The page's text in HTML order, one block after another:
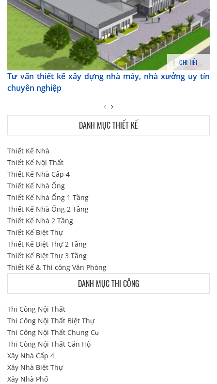
CHI TIẾT
Tư vấn thiết kế xây dựng nhà máy, nhà xưởng uy tín
chuyên nghiệp
DANH MỤC THIẾT KẾ
Thiết Kế Nhà
Thiết Kế Nội Thất
Thiết Kế Nhà Cấp 4
Thiết Kế Nhà Ống
Thiết Kế Nhà Ống 1 Tầng
Thiết Kế Nhà Ống 2 Tầng
Thiết Kế Nhà 2 Tầng
Thiết Kế Biệt Thự
Thiết Kế Biệt Thự 2 Tầng
Thiết Kế Biệt Thự 3 Tầng
Thiết Kế & Thi công Văn Phòng
DANH MỤC THI CÔNG
Thi Công Nội Thất
Thi Công Nội Thất Biệt Thự
Thi Công Nội Thất Chung Cư
Thi Công Nội Thất Căn Hộ
Xây Nhà Cấp 4
Xây Nhà Biệt Thự
Xây Nhà Phố